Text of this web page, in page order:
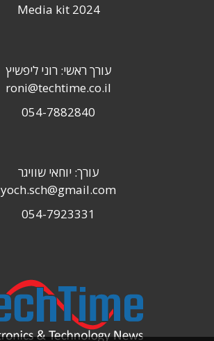
Media kit 2024
עורך ראשי: רוני ליפשיץ
roni@techtime.co.il
054-7882840
עורך: יוחאי שוויגר
yoch.sch@gmail.com
054-7923331